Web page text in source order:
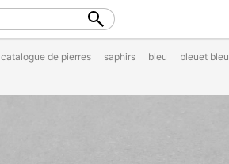
catalogue de pierres saphirs bleu bleuet bleu